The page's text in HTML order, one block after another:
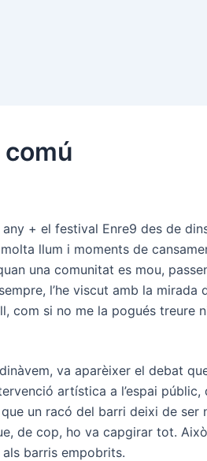
comú
+ el festival Enre9 des de
llum i moments de
una comunitat es mou,
l’he viscut amb la mirada
com si no me la pogués treure
va aparèixer el debat que
artística a l’espai públic,
un racó del barri deixi de ser
de cop, ho va capgirar tot.
barris empobrits.